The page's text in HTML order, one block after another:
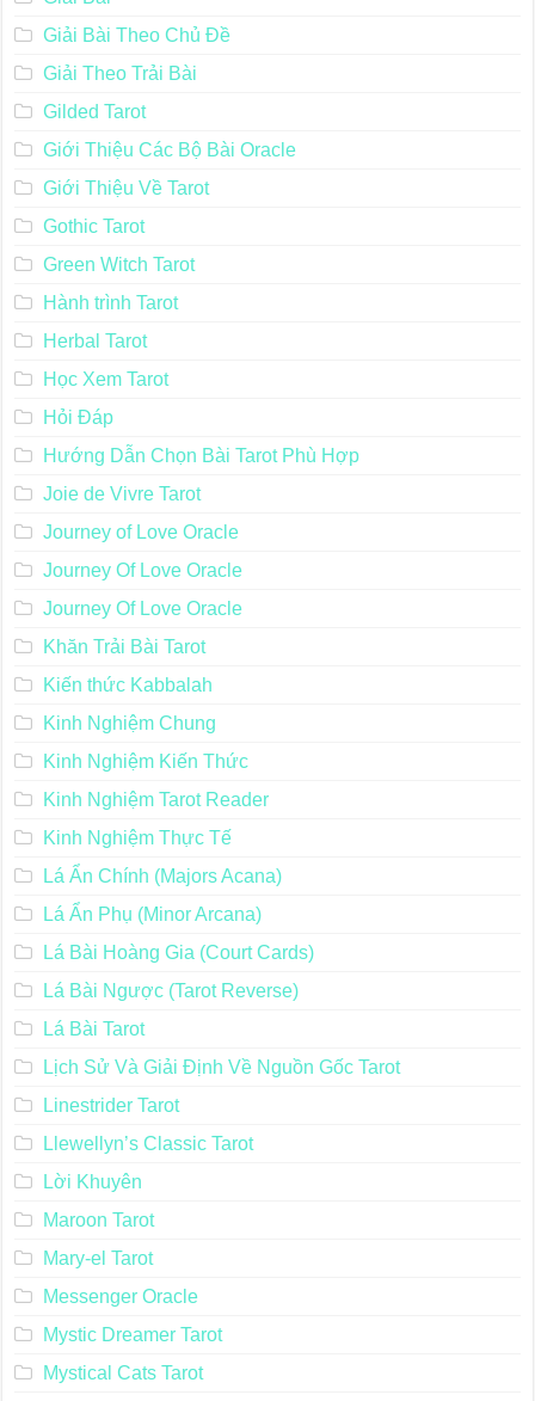
Giải Bài Theo Chủ Đề
Giải Theo Trải Bài
Gilded Tarot
Giới Thiệu Các Bộ Bài Oracle
Giới Thiệu Về Tarot
Gothic Tarot
Green Witch Tarot
Hành trình Tarot
Herbal Tarot
Học Xem Tarot
Hỏi Đáp
Hướng Dẫn Chọn Bài Tarot Phù Hợp
Joie de Vivre Tarot
Journey of Love Oracle
Journey Of Love Oracle
Journey Of Love Oracle
Khăn Trải Bài Tarot
Kiến thức Kabbalah
Kinh Nghiệm Chung
Kinh Nghiệm Kiến Thức
Kinh Nghiệm Tarot Reader
Kinh Nghiệm Thực Tế
Lá Ẩn Chính (Majors Acana)
Lá Ẩn Phụ (Minor Arcana)
Lá Bài Hoàng Gia (Court Cards)
Lá Bài Ngược (Tarot Reverse)
Lá Bài Tarot
Lịch Sử Và Giải Định Về Nguồn Gốc Tarot
Linestrider Tarot
Llewellyn’s Classic Tarot
Lời Khuyên
Maroon Tarot
Mary-el Tarot
Messenger Oracle
Mystic Dreamer Tarot
Mystical Cats Tarot